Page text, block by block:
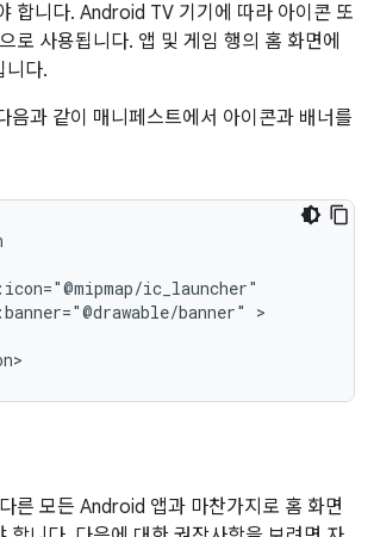
합니다. Android TV 기기에 따라 아이콘 또
로 사용됩니다. 앱 및 게임 행의 홈 화면에
니다.
음과 같이 매니페스트에서 아이콘과 배너를
banner"
른 모든 Android 앱과 마찬가지로 홈 화면